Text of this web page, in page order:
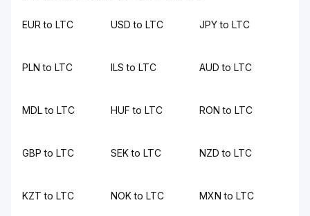
EUR to LTC USD to LTC JPY to LTC
PLN to LTC ILS to LTC AUD to LTC
MDL to LTC HUF to LTC RON to LTC
GBP to LTC SEK to LTC NZD to LTC
KZT to LTC NOK to LTC MXN to LTC